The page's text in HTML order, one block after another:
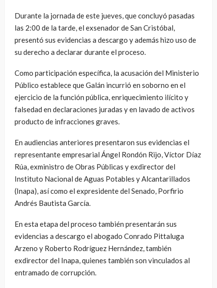
Durante la jornada de este jueves, que concluyó pasadas
las 2:00 de la tarde, el exsenador de San Cristóbal,
presentó sus evidencias a descargo y además hizo uso de
su derecho a declarar durante el proceso.
Como participación específica, la acusación del Ministerio
Público establece que Galán incurrió en soborno en el
ejercicio de la función pública, enriquecimiento ilícito y
falsedad en declaraciones juradas y en lavado de activos
producto de infracciones graves.
En audiencias anteriores presentaron sus evidencias el
representante empresarial Ángel Rondón Rijo, Víctor Díaz
Rúa, exministro de Obras Públicas y exdirector del
Instituto Nacional de Aguas Potables y Alcantarillados
(Inapa), así como el expresidente del Senado, Porfirio
Andrés Bautista García.
En esta etapa del proceso también presentarán sus
evidencias a descargo el abogado Conrado Pittaluga
Arzeno y Roberto Rodríguez Hernández, también
exdirector del Inapa, quienes también son vinculados al
entramado de corrupción.